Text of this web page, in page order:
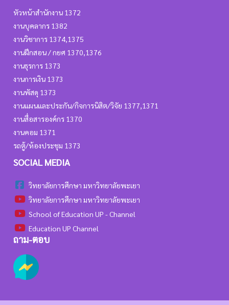
หัวหน้าสำนักงาน 1372
งานบุคลากร 1382
งานวิชาการ 1374,1375
งานฝึกสอน / กยศ 1370,1376
งานธุรการ 1373
งานการเงิน 1373
งานพัสดุ 1373
งานแผนและประกัน/กิจการนิสิต/วิจัย 1377,1371
งานสื่อสารองค์กร 1370
งานคอม 1371
รถตู้/ห้องประชุม 1373
SOCIAL MEDIA
วิทยาลัยการศึกษา มหาวิทยาลัยพะเยา
วิทยาลัยการศึกษา มหาวิทยาลัยพะเยา
School of Education UP - Channel
Education UP Channel
ถาม-ตอบ